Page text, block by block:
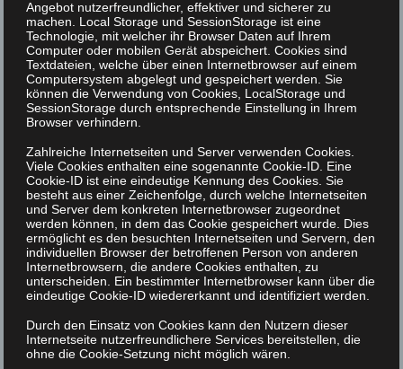
Angebot nutzerfreundlicher, effektiver und sicherer zu
machen. Local Storage und SessionStorage ist eine
Technologie, mit welcher ihr Browser Daten auf Ihrem
Computer oder mobilen Gerät abspeichert. Cookies sind
Textdateien, welche über einen Internetbrowser auf einem
Computersystem abgelegt und gespeichert werden. Sie
können die Verwendung von Cookies, LocalStorage und
SessionStorage durch entsprechende Einstellung in Ihrem
Browser verhindern.
Zahlreiche Internetseiten und Server verwenden Cookies.
Viele Cookies enthalten eine sogenannte Cookie-ID. Eine
Cookie-ID ist eine eindeutige Kennung des Cookies. Sie
besteht aus einer Zeichenfolge, durch welche Internetseiten
und Server dem konkreten Internetbrowser zugeordnet
werden können, in dem das Cookie gespeichert wurde. Dies
ermöglicht es den besuchten Internetseiten und Servern, den
individuellen Browser der betroffenen Person von anderen
Internetbrowsern, die andere Cookies enthalten, zu
unterscheiden. Ein bestimmter Internetbrowser kann über die
eindeutige Cookie-ID wiedererkannt und identifiziert werden.
Durch den Einsatz von Cookies kann den Nutzern dieser
Internetseite nutzerfreundlichere Services bereitstellen, die
ohne die Cookie-Setzung nicht möglich wären.